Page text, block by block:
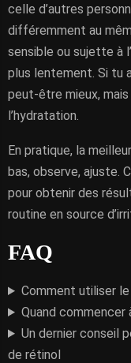
celle d’autres
différemment au
sensible ou sujette à
plus lentement. Si tu
peut-être mieux,
l’hydratation.
En pratique, la
bas, observe, ajuste.
pour obtenir des
routine en source
FAQ
Comment utiliser
Quand
Un dernier conseil
de rétinol